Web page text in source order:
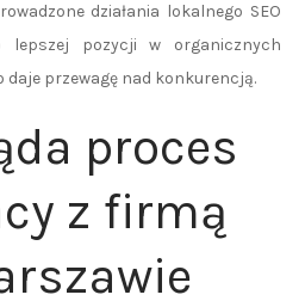
działania lokalnego SEO
lepszej pozycji w organicznych
daje przewagę nad konkurencją.
proces
z firmą